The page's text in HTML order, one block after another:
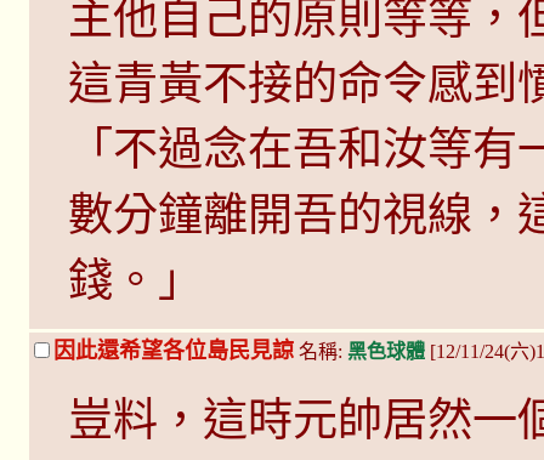
主他自己的原則等等，
這青黃不接的命令感到
「不過念在吾和汝等
數分鐘離開吾的視線，
錢。」
因此還希望各位島民見諒 名稱: 黑色球體 [12/11/24(六
豈料，這時元帥居然一